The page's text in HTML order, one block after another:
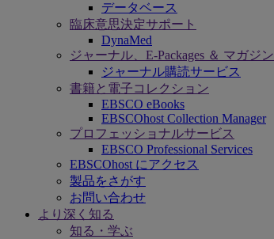
データベース
臨床意思決定サポート
DynaMed
ジャーナル、E-Packages ＆ マガジン
ジャーナル購読サービス
書籍と電子コレクション
EBSCO eBooks
EBSCOhost Collection Manager
プロフェッショナルサービス
EBSCO Professional Services
EBSCOhost にアクセス
製品をさがす
お問い合わせ
より深く知る
知る・学ぶ